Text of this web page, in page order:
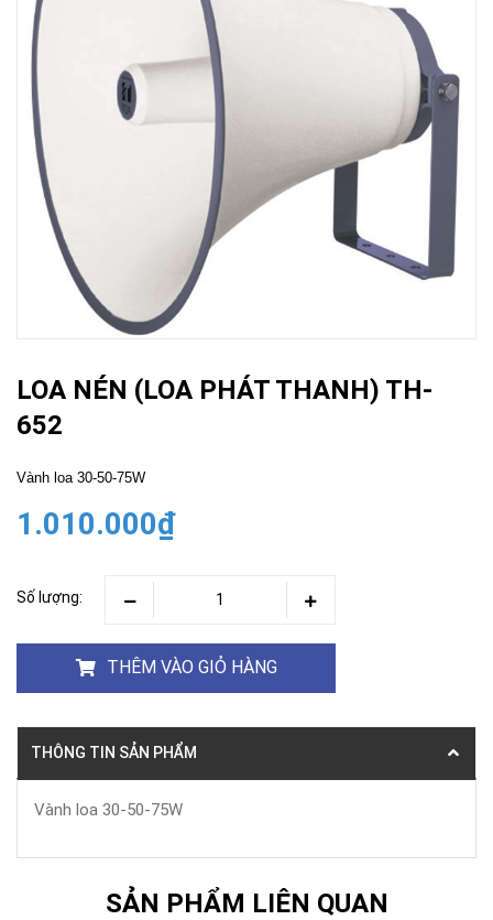
LOA NÉN (LOA PHÁT THANH) TH-
652
Vành loa 30-50-75W
1.010.000₫
Số lượng:
THÊM VÀO GIỎ HÀNG
THÔNG TIN SẢN PHẨM
Vành loa 30-50-75W
SẢN PHẨM LIÊN QUAN